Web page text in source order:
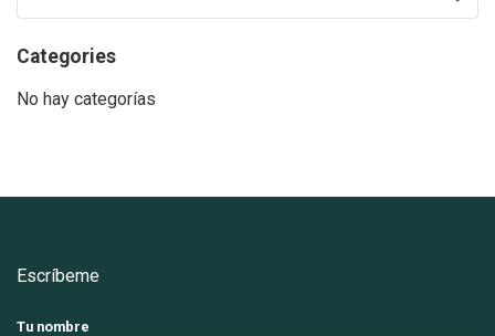
Categories
No hay categorías
Escríbeme
Tu nombre